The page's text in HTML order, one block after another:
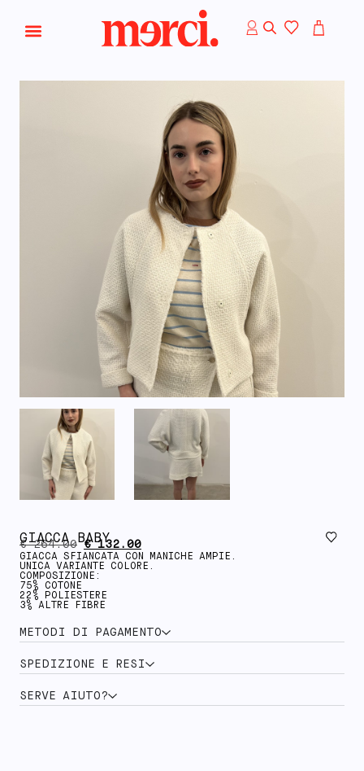
GIACCA BABY
€264.00 €132.00
GIACCA SFIANCATA CON MANICHE AMPIE.
UNICA VARIANTE COLORE.
COMPOSIZIONE:
75% COTONE
22% POLIESTERE
3% ALTRE FIBRE
METODI DI PAGAMENTO
SPEDIZIONE E RESI
SERVE AIUTO?